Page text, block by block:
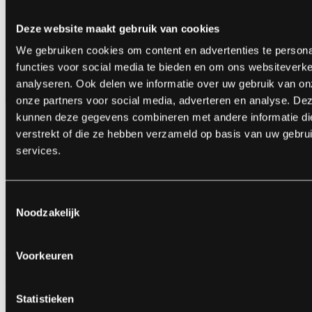
Deze website maakt gebruik van cookies
We gebruiken cookies om content en advertenties te
functies voor social media te bieden en om ons
analyseren. Ook delen we informatie over uw gebruik van
onze partners voor social media, adverteren en analyse.
kunnen deze gegevens combineren met andere informatie
verstrekt of die ze hebben verzameld op basis van uw
services.
Noodzakelijk
Voorkeuren
Statistieken
Hoe werken de online deals?
Bestel vóór 1 december je vuurwerk en betaal niet de adviesprijs,
niet de adviesprijs, maar de
€ 79,95
Niet de voorverkoopprijs
€ 39,95